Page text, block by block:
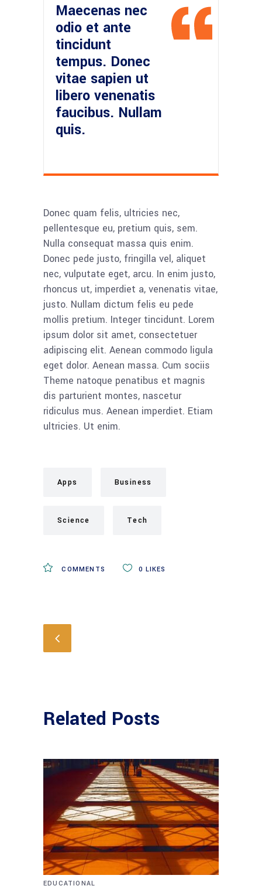
Maecenas nec
odio et ante
tincidunt
tempus. Donec
vitae sapien ut
libero venenatis
faucibus. Nullam
quis.
Donec quam felis, ultricies nec,
pellentesque eu, pretium quis, sem.
Nulla consequat massa quis enim.
Donec pede justo, fringilla vel, aliquet
nec, vulputate eget, arcu. In enim justo,
rhoncus ut, imperdiet a, venenatis vitae,
justo. Nullam dictum felis eu pede
mollis pretium. Integer tincidunt. Lorem
ipsum dolor sit amet, consectetuer
adipiscing elit. Aenean commodo ligula
eget dolor. Aenean massa. Cum sociis
Theme natoque penatibus et magnis
dis parturient montes, nascetur
ridiculus mus. Aenean imperdiet. Etiam
ultricies. Ut enim.
Apps Business
Science Tech
COMMENTS 0 LIKES
Related Posts
EDUCATIONAL